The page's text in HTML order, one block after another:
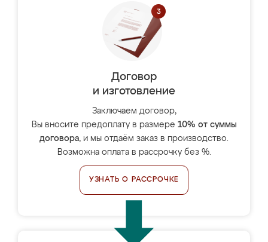
Договор
и изготовление
Заключаем договор,
Вы вносите предоплату в размере 10% от суммы
договора, и мы отдаём заказ в производство.
Возможна оплата в рассрочку без %.
УЗНАТЬ О РАССРОЧКЕ